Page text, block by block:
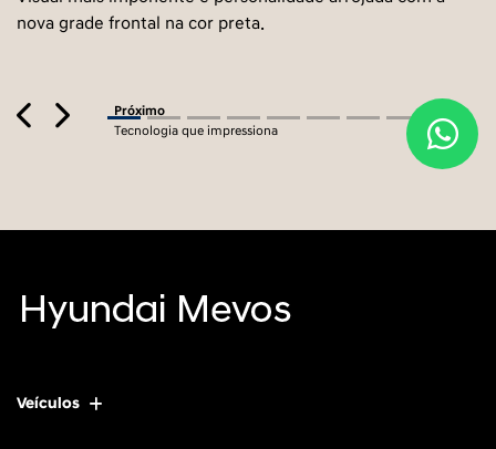
nova grade frontal na cor preta.
PreviousNext
Próximo
Tecnologia que impressiona
Veículos